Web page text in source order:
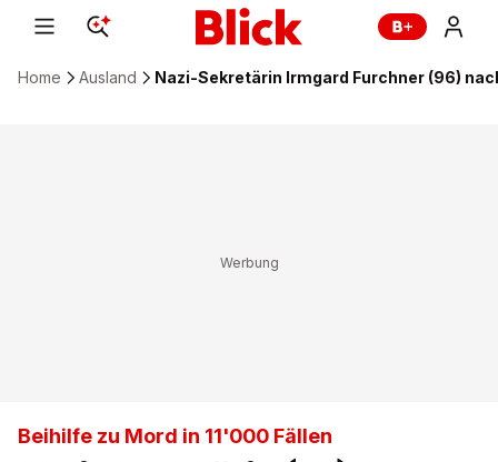
Home Ausland Nazi-Sekretärin Irmgard Furchner (96)
Beihilfe zu Mord in 11'000 Fällen